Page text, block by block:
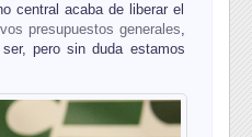
central acaba de liberar el
presupuestos generales,
pero sin duda estamos